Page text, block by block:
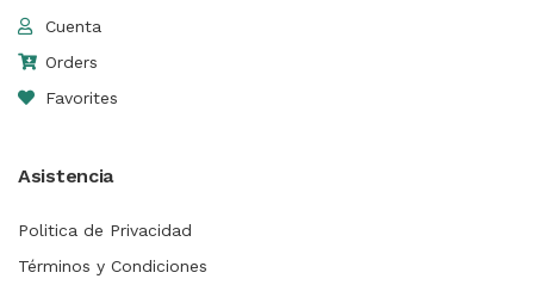
Cuenta
Orders
Favorites
Asistencia
Politica de Privacidad
Términos y Condiciones